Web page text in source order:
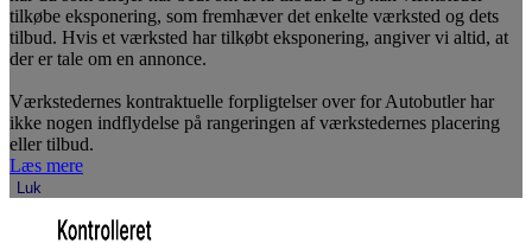
tilkøbe eksponering, som fremhæver det enkelte værksted og dets
tilbud. Hvis et værksted har tilkøbt eksponering, angiver vi altid, at
der er tale om en annonce.
Værkstedernes kontraktuelle forpligtelser over for Autobutler har
ikke nogen indflydelse på rangeringen af værkstedernes placering
eller tilbud.
Læs mere
Luk